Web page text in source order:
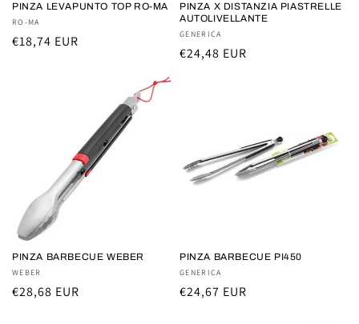
PINZA LEVAPUNTO TOP RO-MA
Fornitore:
RO-MA
Prezzo
€18,74 EUR
PINZA X DISTANZIA PIASTRELLE
AUTOLIVELLANTE
Fornitore:
GENERICA
Prezzo
€24,48 EUR
PINZA BARBECUE WEBER
Fornitore:
WEBER
Prezzo
€28,68 EUR
PINZA BARBECUE PI450
Fornitore:
GENERICA
Prezzo
€24,67 EUR